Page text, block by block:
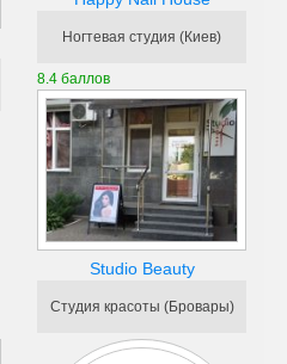
Ногтевая студия (Киев)
8.4 баллов
Studio Beauty
Студия красоты (Бровары)